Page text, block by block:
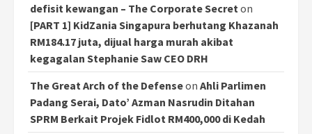
defisit kewangan – The Corporate Secret on
[PART 1] KidZania Singapura berhutang Khazanah
RM184.17 juta, dijual harga murah akibat
kegagalan Stephanie Saw CEO DRH
The Great Arch of the Defenseon Ahli Parlimen
Padang Serai, Dato’ Azman Nasrudin Ditahan
SPRM Berkait Projek Fidlot RM400,000 di Kedah